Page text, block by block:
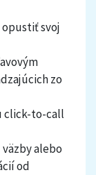
svoj
zo
click-to-call
alebo
od